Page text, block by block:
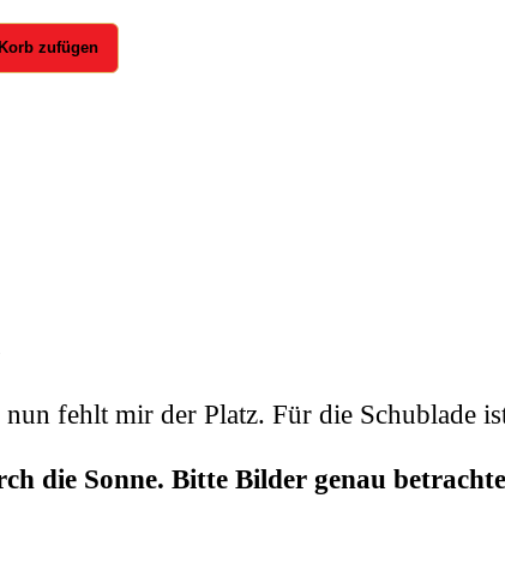
zufügen
fehlt mir der Platz. Für die Schublade
die Sonne. Bitte Bilder genau